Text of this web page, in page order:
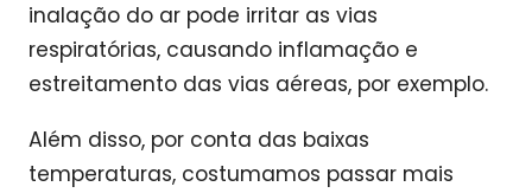
inalação do ar pode irritar as vias
respiratórias, causando inflamação e
estreitamento das vias aéreas, por exemplo.
Além disso, por conta das baixas
temperaturas, costumamos passar mais